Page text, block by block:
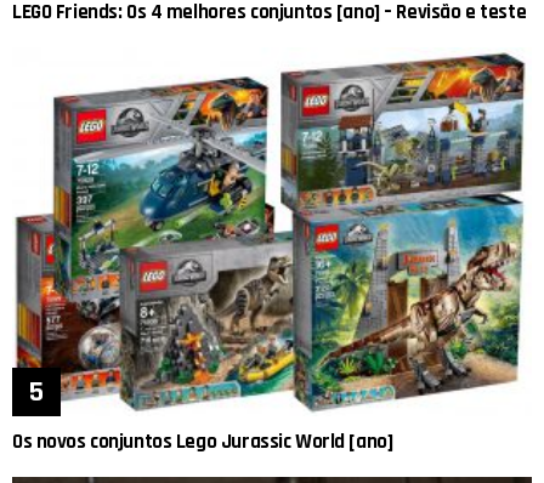
LEGO Friends: Os 4 melhores conjuntos [ano] – Revisão e teste
Os novos conjuntos Lego Jurassic World [ano]